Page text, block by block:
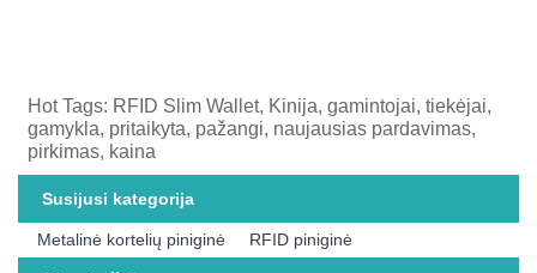
Hot Tags: RFID Slim Wallet, Kinija, gamintojai, tiekėjai,
gamykla, pritaikyta, pažangi, naujausias pardavimas,
pirkimas, kaina
Susijusi kategorija
Metalinė kortelių piniginė RFID piniginė